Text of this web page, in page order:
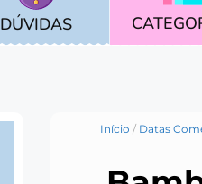
DÚVIDAS
Início / Datas